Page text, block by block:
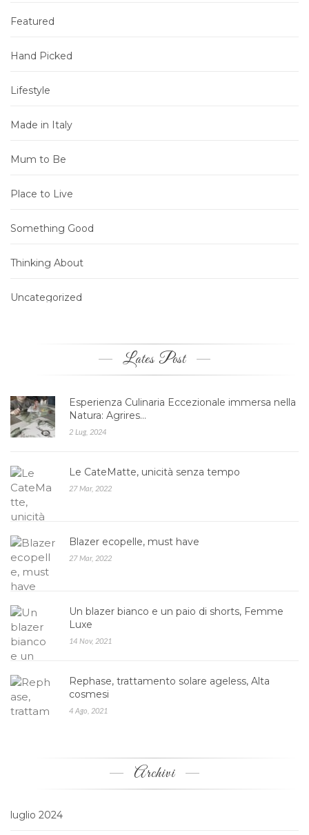
Featured
Hand Picked
Lifestyle
Made in Italy
Mum to Be
Place to Live
Something Good
Thinking About
Uncategorized
Lates Post
Esperienza Culinaria Eccezionale immersa nella
Natura: Agrires…
2 Lug, 2024
Le CateMatte, unicità senza tempo
27 Mar, 2022
Blazer ecopelle, must have
27 Mar, 2022
Un blazer bianco e un paio di shorts, Femme
Luxe
14 Nov, 2021
Rephase, trattamento solare ageless, Alta
cosmesi
4 Ago, 2021
Archivi
luglio 2024